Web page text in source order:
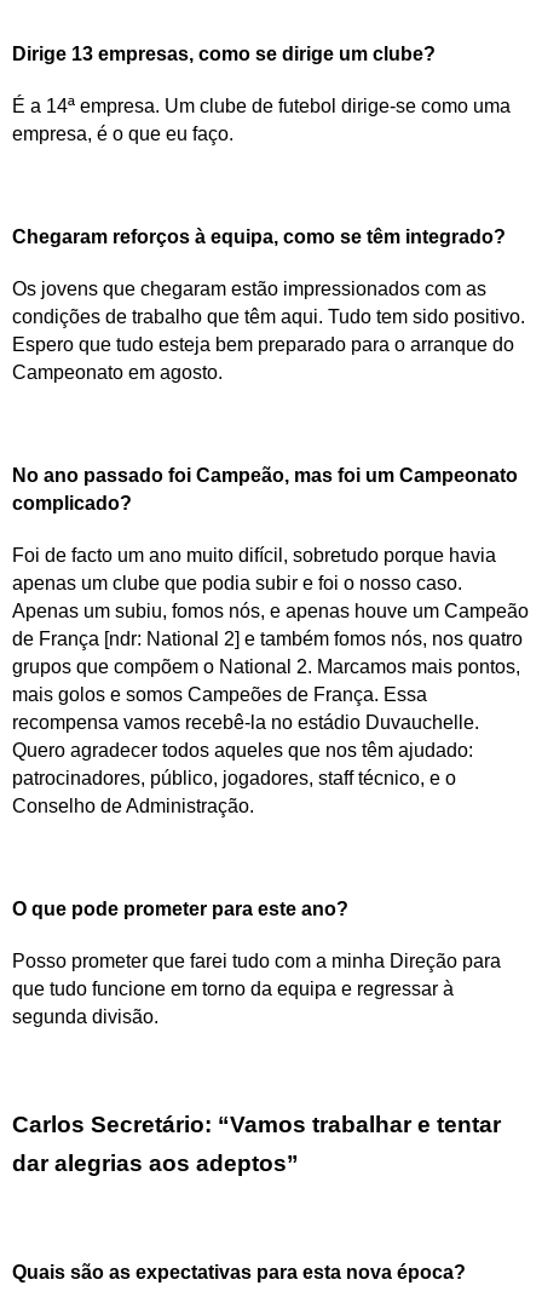
Dirige 13 empresas, como se dirige um clube?
É a 14ª empresa. Um clube de futebol dirige-se como uma
empresa, é o que eu faço.
Chegaram reforços à equipa, como se têm integrado?
Os jovens que chegaram estão impressionados com as
condições de trabalho que têm aqui. Tudo tem sido positivo.
Espero que tudo esteja bem preparado para o arranque do
Campeonato em agosto.
No ano passado foi Campeão, mas foi um Campeonato
complicado?
Foi de facto um ano muito difícil, sobretudo porque havia
apenas um clube que podia subir e foi o nosso caso.
Apenas um subiu, fomos nós, e apenas houve um Campeão
de França [ndr: National 2] e também fomos nós, nos quatro
grupos que compõem o National 2. Marcamos mais pontos,
mais golos e somos Campeões de França. Essa
recompensa vamos recebê-la no estádio Duvauchelle.
Quero agradecer todos aqueles que nos têm ajudado:
patrocinadores, público, jogadores, staff técnico, e o
Conselho de Administração.
O que pode prometer para este ano?
Posso prometer que farei tudo com a minha Direção para
que tudo funcione em torno da equipa e regressar à
segunda divisão.
Carlos Secretário: “Vamos trabalhar e tentar
dar alegrias aos adeptos”
Quais são as expectativas para esta nova época?